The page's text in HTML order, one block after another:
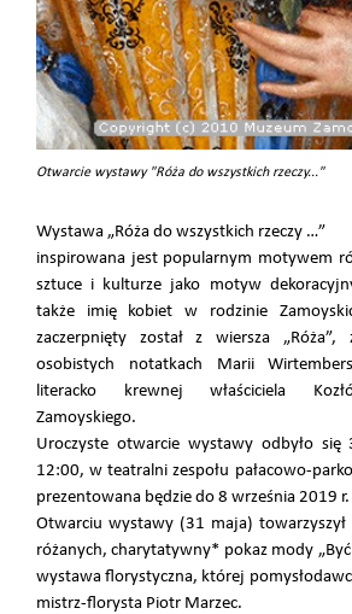
Otwarcie wystawy "Róża do wszystkich rzeczy..."
Wystawa „Róża do wszystkich rzeczy …”
inspirowana jest popularnym motywem
sztuce i kulturze jako motyw
także imię kobiet w rodzinie
zaczerpnięty został z wiersza
osobistych notatkach Marii
literacko krewnej właściciela
Zamoyskiego.
Uroczyste otwarcie wystawy odbyło
12:00, w teatralni zespołu pałacowo-
prezentowana będzie do 8 września 2019 r.
Otwarciu wystawy (31 maja)
różanych, charytatywny* pokaz mody
wystawa florystyczna, której
mistrz-florysta Piotr Marzec.